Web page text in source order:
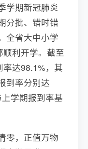
学期新冠肺炎
分批、错时错
全省大中小学
利开学。截至
达98.1%，其
到率分别达
学期报到率基
零，正值万物